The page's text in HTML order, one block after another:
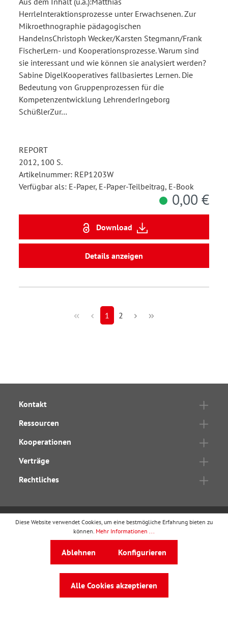
HerrleInteraktionsprozesse unter Erwachsenen. Zur
Mikroethnographie pädagogischen
HandelnsChristoph Wecker/Karsten Stegmann/Frank
FischerLern- und Kooperationsprozesse. Warum sind
sie interessant und wie können sie analysiert werden?
Sabine DigelKooperatives fallbasiertes Lernen. Die
Bedeutung von Gruppenprozessen für die
Kompetenzentwicklung LehrenderIngeborg
SchüßlerZur…
REPORT
2012, 100 S.
Artikelnummer: REP1203W
Verfügbar als: E-Paper, E-Paper-Teilbeitrag, E-Book
0,00 €
Download
Details anzeigen
1 2
Kontakt
Ressourcen
Kooperationen
Verträge
Rechtliches
wbv Publikationist ein Geschäftsbereich von
service@wbv.de
Folgen Sie uns auf:
Diese Website verwendet Cookies, um eine bestmögliche Erfahrung bieten zu
können. Mehr Informationen ...
Ablehnen Konfigurieren
Alle Cookies akzeptieren